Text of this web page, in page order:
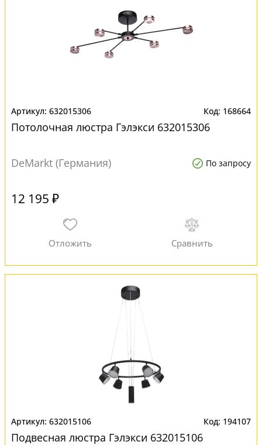
632015306 168664
Потолочная люстра Гэлэкси 632015306
DeMarkt (Германия) По запросу
12 195 ₽
632015106 194107
Подвесная люстра Гэлэкси 632015106